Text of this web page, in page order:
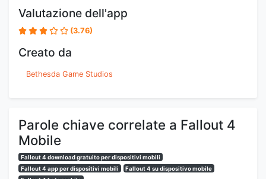
Valutazione dell'app
(3.76)
Creato da
Bethesda Game Studios
Parole chiave correlate a Fallout 4
Mobile
Fallout 4 download gratuito per dispositivi mobili
Fallout 4 app per dispositivi mobili
Fallout 4 su dispositivo mobile